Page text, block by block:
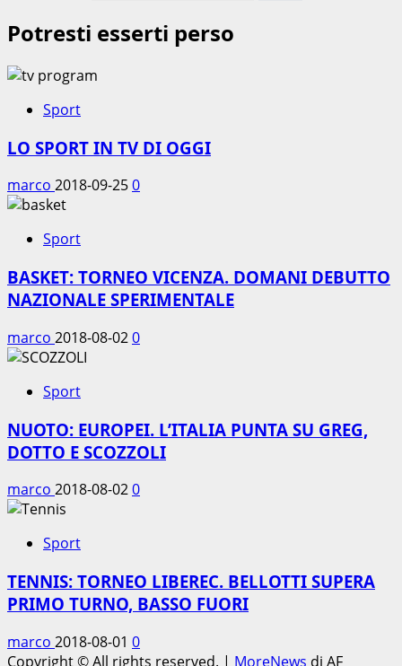
Potresti esserti perso
Sport
LO SPORT IN TV DI OGGI
marco 2018-09-250
Sport
BASKET: TORNEO VICENZA. DOMANI DEBUTTO
NAZIONALE SPERIMENTALE
marco 2018-08-020
Sport
NUOTO: EUROPEI. L’ITALIA PUNTA SU GREG,
DOTTO E SCOZZOLI
marco 2018-08-020
Sport
TENNIS: TORNEO LIBEREC. BELLOTTI SUPERA
PRIMO TURNO, BASSO FUORI
marco 2018-08-01 0
Copyright © All rights reserved. | MoreNews di AF